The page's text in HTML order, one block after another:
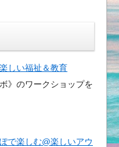
しい福祉＆教育
》のワークショップを
で楽しむ@楽しいアウ